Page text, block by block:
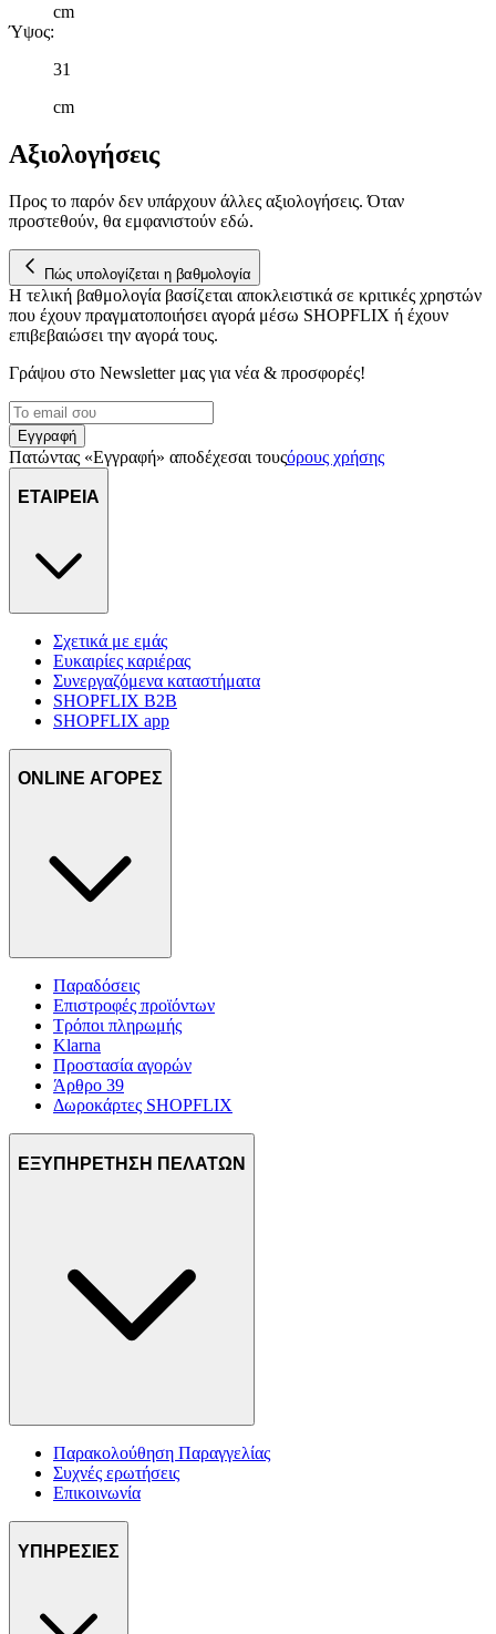
cm
Ύψος:
31
cm
Αξιολογήσεις
Προς το παρόν δεν υπάρχουν άλλες αξιολογήσεις. Όταν
προστεθούν, θα εμφανιστούν εδώ.
Πώς υπολογίζεται η βαθμολογία
Η τελική βαθμολογία βασίζεται αποκλειστικά σε κριτικές χρηστών
που έχουν πραγματοποιήσει αγορά μέσω SHOPFLIX ή έχουν
επιβεβαιώσει την αγορά τους.
Γράψου στο Νewsletter μας για νέα & προσφορές!
Εγγραφή
Πατώντας «Εγγραφή» αποδέχεσαι τουςόρους χρήσης
ΕΤΑΙΡΕΙΑ
Σχετικά με εμάς
Ευκαιρίες καριέρας
Συνεργαζόμενα καταστήματα
SHOPFLIX B2B
SHOPFLIX app
ONLINE ΑΓΟΡΕΣ
Παραδόσεις
Επιστροφές προϊόντων
Τρόποι πληρωμής
Klarna
Προστασία αγορών
Άρθρο 39
Δωροκάρτες SHOPFLIX
ΕΞΥΠΗΡΕΤΗΣΗ ΠΕΛΑΤΩΝ
Παρακολούθηση Παραγγελίας
Συχνές ερωτήσεις
Επικοινωνία
ΥΠΗΡΕΣΙΕΣ